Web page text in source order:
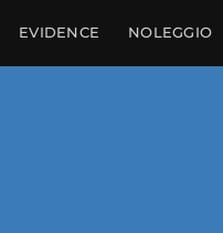
EVIDENCE NOLEGGIO